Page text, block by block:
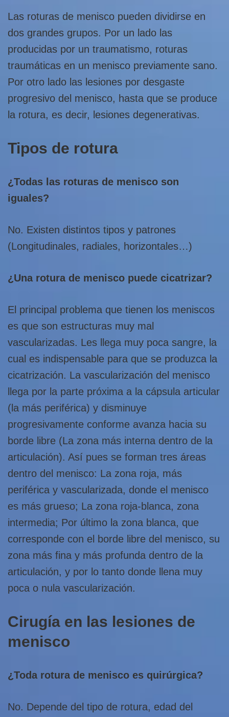
Las roturas de menisco pueden dividirse en
dos grandes grupos. Por un lado las
producidas por un traumatismo, roturas
traumáticas en un menisco previamente sano.
Por otro lado las lesiones por desgaste
progresivo del menisco, hasta que se produce
la rotura, es decir, lesiones degenerativas.
Tipos de rotura
¿Todas las roturas de menisco son
iguales?
No. Existen distintos tipos y patrones
(Longitudinales, radiales, horizontales…)
¿Una rotura de menisco puede cicatrizar?
El principal problema que tienen los meniscos
es que son estructuras muy mal
vascularizadas. Les llega muy poca sangre, la
cual es indispensable para que se produzca la
cicatrización. La vascularización del menisco
llega por la parte próxima a la cápsula articular
(la más periférica) y disminuye
progresivamente conforme avanza hacia su
borde libre (La zona más interna dentro de la
articulación). Así pues se forman tres áreas
dentro del menisco: La zona roja, más
periférica y vascularizada, donde el menisco
es más grueso; La zona roja-blanca, zona
intermedia; Por último la zona blanca, que
corresponde con el borde libre del menisco, su
zona más fina y más profunda dentro de la
articulación, y por lo tanto donde llena muy
poca o nula vascularización.
Cirugía en las lesiones de
menisco
¿Toda rotura de menisco es quirúrgica?
No. Depende del tipo de rotura, edad del